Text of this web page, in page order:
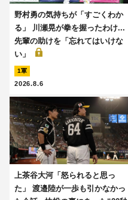
野村勇の気持ちが「すごくわか
る」 川瀬晃が拳を握ったわけ...
先輩の助けを「忘れてはいけな
い」
1軍
2026.8.6
上茶谷大河「怒られると思っ
た」 渡邉陸が一歩も引かなかっ